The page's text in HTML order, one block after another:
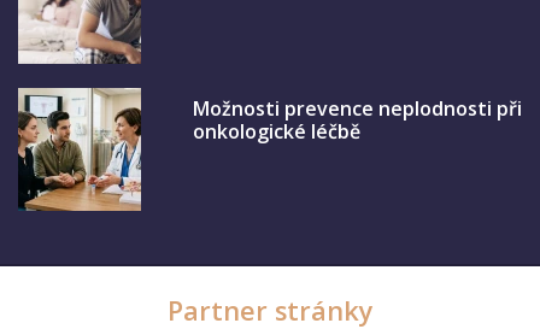
Možnosti prevence neplodnosti při
onkologické léčbě
Partner stránky